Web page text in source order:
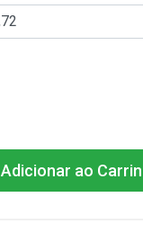
Adicionar ao